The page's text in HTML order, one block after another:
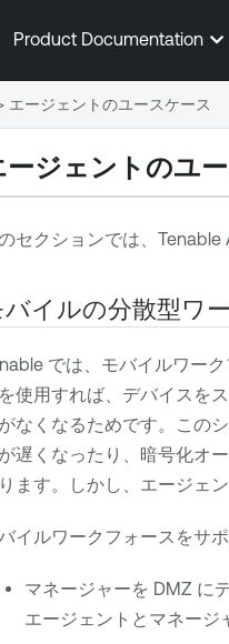
Product Documentation
ージェントのユ
セクションでは、 Tenable
バイルの分散型ワ
では、モバイルワーク
を使用すれば、デバイスを
なくなるためです。この
遅くなったり、暗号化オ
ます。しかし、エージェ
イルワークフォースをサ
マネージャーを DMZ に
エージェントとマネージ
エージェントのユースケース